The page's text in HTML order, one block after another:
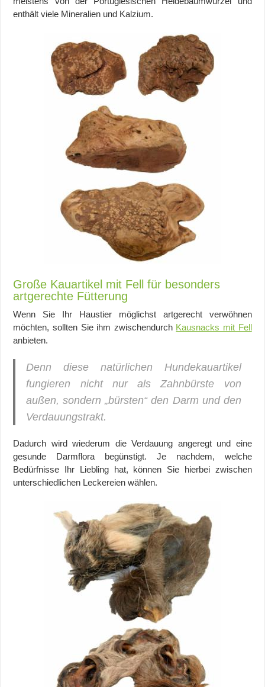
enthält viele Mineralien und Kalzium.
Große Kauartikel mit Fell für besonders
artgerechte Fütterung
Wenn Sie Ihr Haustier möglichst artgerecht verwöhnen
möchten, sollten Sie ihm zwischendurch Kausnacks mit Fell
anbieten.
Denn diese natürlichen Hundekauartikel
fungieren nicht nur als Zahnbürste von
außen, sondern „bürsten“ den Darm und den
Verdauungstrakt.
Dadurch wird wiederum die Verdauung angeregt und eine
gesunde Darmflora begünstigt. Je nachdem, welche
Bedürfnisse Ihr Liebling hat, können Sie hierbei zwischen
unterschiedlichen Leckereien wählen.